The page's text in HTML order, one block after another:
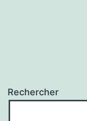
Rechercher